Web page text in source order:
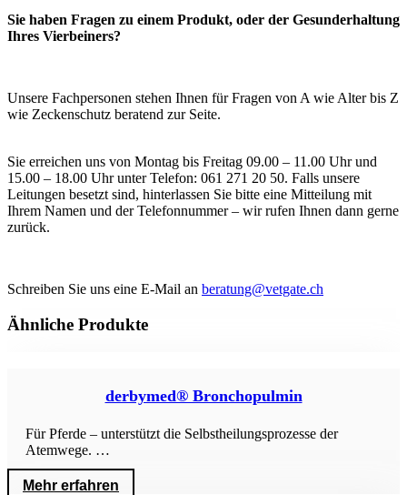
Sie haben Fragen zu einem Produkt, oder der Gesunderhaltung
Ihres Vierbeiners?
Unsere Fachpersonen stehen Ihnen für Fragen von A wie Alter bis Z
wie Zeckenschutz beratend zur Seite.
Sie erreichen uns von Montag bis Freitag 09.00 – 11.00 Uhr und
15.00 – 18.00 Uhr unter Telefon: 061 271 20 50. Falls unsere
Leitungen besetzt sind, hinterlassen Sie bitte eine Mitteilung mit
Ihrem Namen und der Telefonnummer – wir rufen Ihnen dann gerne
zurück.
Schreiben Sie uns eine E-Mail an beratung@vetgate.ch
Ähnliche Produkte
derbymed® Bronchopulmin
Für Pferde – unterstützt die Selbstheilungsprozesse der
Atemwege. …
Mehr erfahren